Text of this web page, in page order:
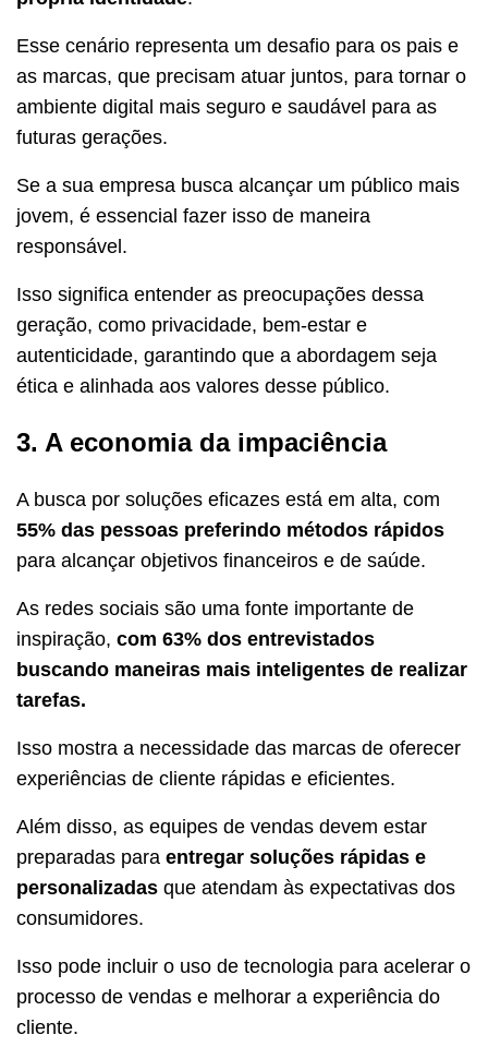
Esse cenário representa um desafio para os pais e
as marcas, que precisam atuar juntos, para tornar o
ambiente digital mais seguro e saudável para as
futuras gerações.
Se a sua empresa busca alcançar um público mais
jovem, é essencial fazer isso de maneira
responsável.
Isso significa entender as preocupações dessa
geração, como privacidade, bem-estar e
autenticidade, garantindo que a abordagem seja
ética e alinhada aos valores desse público.
3. A economia da impaciência
A busca por soluções eficazes está em alta, com
55% das pessoas preferindo métodos rápidos
para alcançar objetivos financeiros e de saúde.
As redes sociais são uma fonte importante de
inspiração, com 63% dos entrevistados
buscando maneiras mais inteligentes de realizar
tarefas.
Isso mostra a necessidade das marcas de oferecer
experiências de cliente rápidas e eficientes.
Além disso, as equipes de vendas devem estar
preparadas para entregar soluções rápidas e
personalizadas que atendam às expectativas dos
consumidores.
Isso pode incluir o uso de tecnologia para acelerar o
processo de vendas e melhorar a experiência do
cliente.